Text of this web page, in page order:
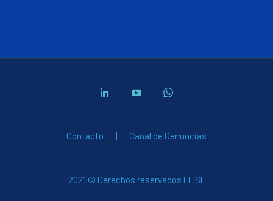
Contacto Canal de Denuncias
2021 © Derechos reservados ELISE